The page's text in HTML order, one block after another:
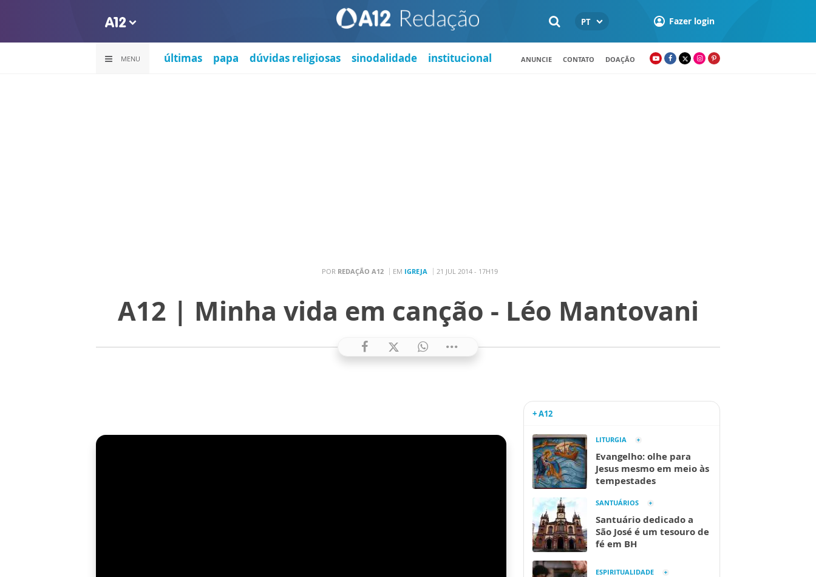
PT Fazer login
MENU últimas papa dúvidas religiosas sinodalidade institucional ANUNCIE CONTATO DOAÇÃO
POR REDAÇÃO A12 EM IGREJA 21 JUL 2014 - 17H19
A12 | Minha vida em canção - Léo Mantovani
+ A12
LITURGIA
Evangelho: olhe para
Jesus mesmo em meio às
tempestades
SANTUÁRIOS
Santuário dedicado a
São José é um tesouro de
fé em BH
ESPIRITUALIDADE